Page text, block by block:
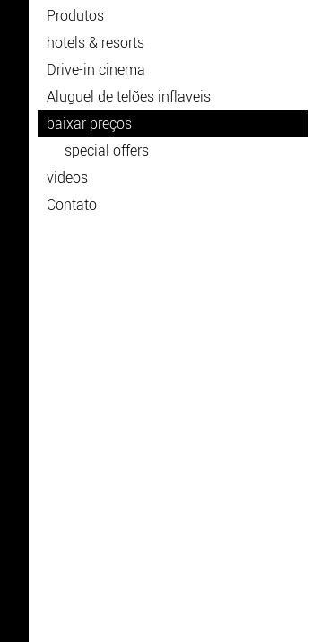
Produtos
hotels & resorts
Drive-in cinema
Aluguel de telões inflaveis
baixar preços
special offers
videos
Contato